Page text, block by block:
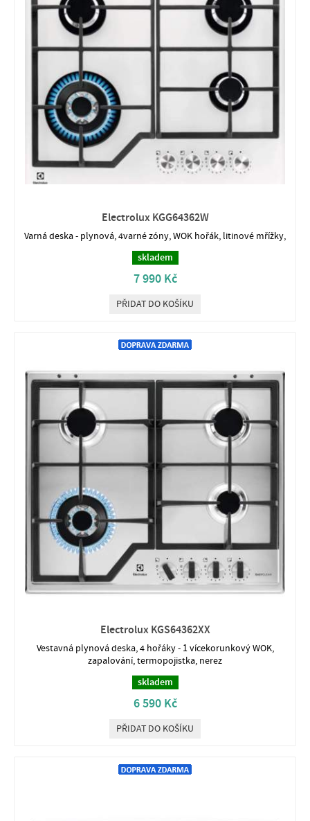
Electrolux KGG64362W
Varná deska - plynová, 4varné zóny, WOK hořák, litinové mřížky,
skladem
7 990 Kč
PŘIDAT DO KOŠÍKU
Electrolux KGS64362XX
Vestavná plynová deska, 4 hořáky - 1 vícekorunkový WOK,
zapalování, termopojistka, nerez
skladem
6 590 Kč
PŘIDAT DO KOŠÍKU